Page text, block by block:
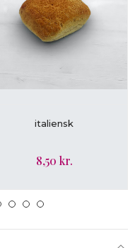
LÆG I KURV
italiensk
8,50 kr.